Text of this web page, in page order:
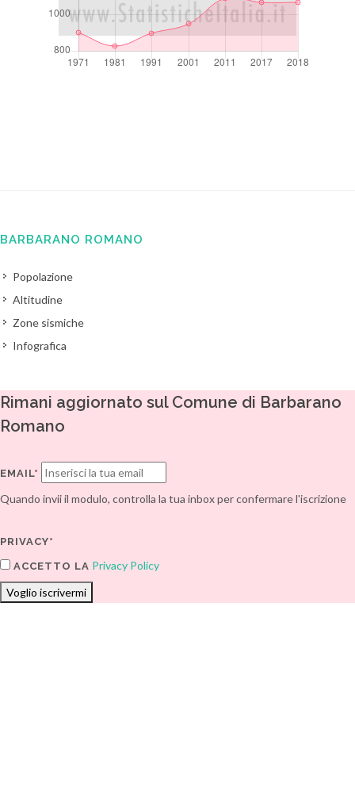
BARBARANO ROMANO
Popolazione
Altitudine
Zone sismiche
Infografica
Rimani aggiornato sul Comune di Barbarano
Romano
EMAIL*
Quando invii il modulo, controlla la tua inbox per confermare l'iscrizione
PRIVACY*
ACCETTO LA Privacy Policy
Voglio iscrivermi